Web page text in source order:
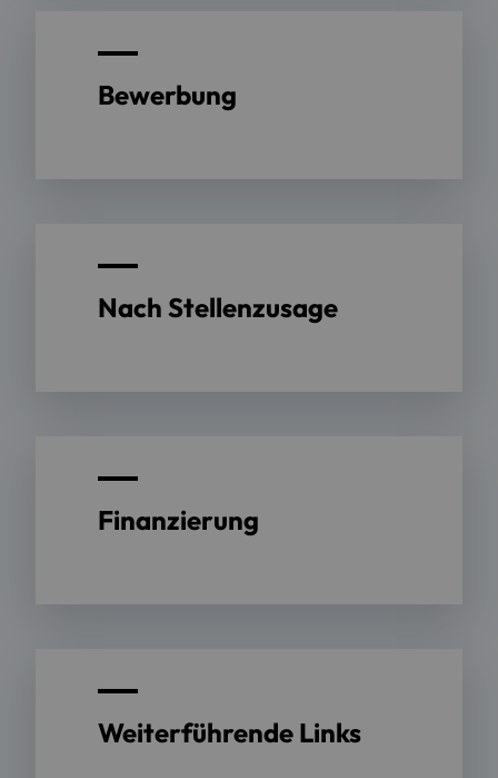
Bewerbung
Nach Stellenzusage
Finanzierung
Weiterführende Links